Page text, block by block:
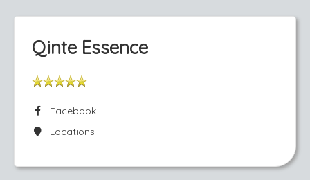
Qinte Essence
Facebook
Locations